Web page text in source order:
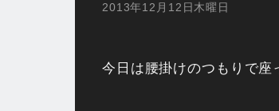
2013年12月12日木曜日
今日は腰掛けのつもりで座